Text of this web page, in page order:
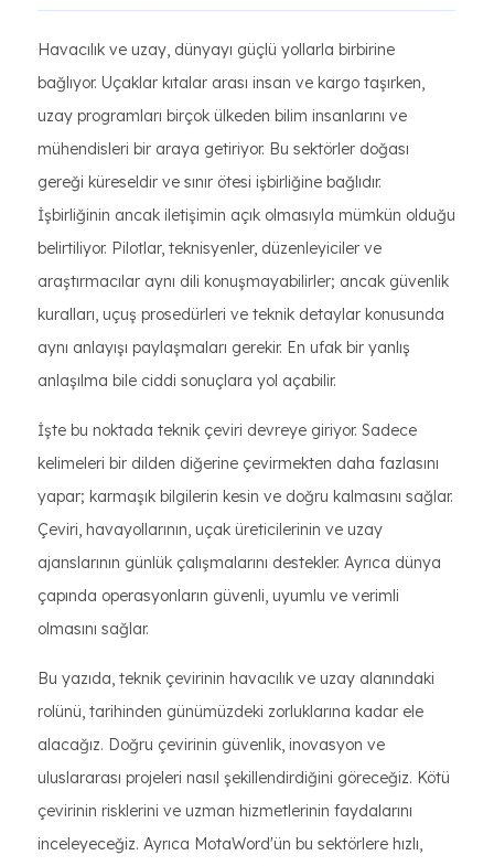
Havacılık ve uzay, dünyayı güçlü yollarla birbirine
bağlıyor. Uçaklar kıtalar arası insan ve kargo taşırken,
uzay programları birçok ülkeden bilim insanlarını ve
mühendisleri bir araya getiriyor. Bu sektörler doğası
gereği küreseldir ve sınır ötesi işbirliğine bağlıdır.
İşbirliğinin ancak iletişimin açık olmasıyla mümkün olduğu
belirtiliyor. Pilotlar, teknisyenler, düzenleyiciler ve
araştırmacılar aynı dili konuşmayabilirler; ancak güvenlik
kuralları, uçuş prosedürleri ve teknik detaylar konusunda
aynı anlayışı paylaşmaları gerekir. En ufak bir yanlış
anlaşılma bile ciddi sonuçlara yol açabilir.
İşte bu noktada teknik çeviri devreye giriyor. Sadece
kelimeleri bir dilden diğerine çevirmekten daha fazlasını
yapar; karmaşık bilgilerin kesin ve doğru kalmasını sağlar.
Çeviri, havayollarının, uçak üreticilerinin ve uzay
ajanslarının günlük çalışmalarını destekler. Ayrıca dünya
çapında operasyonların güvenli, uyumlu ve verimli
olmasını sağlar.
Bu yazıda, teknik çevirinin havacılık ve uzay alanındaki
rolünü, tarihinden günümüzdeki zorluklarına kadar ele
alacağız. Doğru çevirinin güvenlik, inovasyon ve
uluslararası projeleri nasıl şekillendirdiğini göreceğiz. Kötü
çevirinin risklerini ve uzman hizmetlerinin faydalarını
inceleyeceğiz. Ayrıca MotaWord'ün bu sektörlere hızlı,